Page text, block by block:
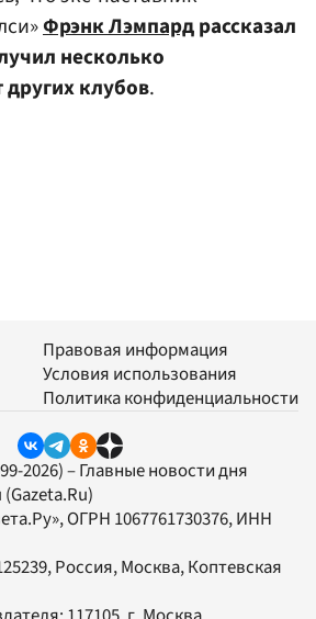
Фрэнк Лэмпардрассказал
несколько
клубов.
Правовая информация
Условия использования
Политика конфиденциальности
2026) – Главные новости дня
(Gazeta.Ru)
, ОГРН 1067761730376, ИНН
Россия, Москва, Коптевская